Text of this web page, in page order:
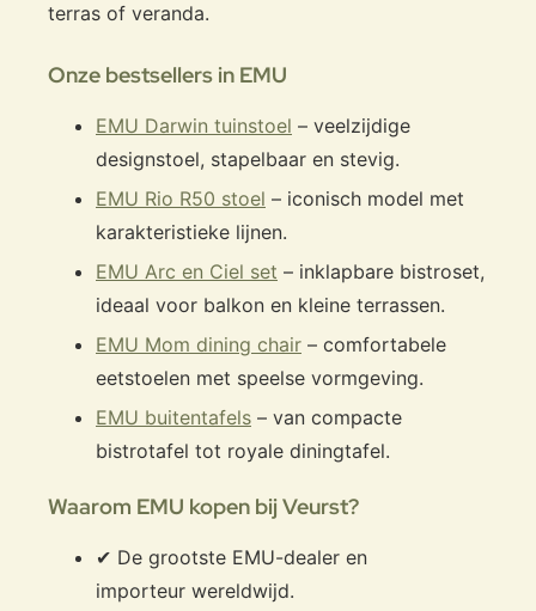
terras of veranda.
Onze bestsellers in EMU
EMU Darwin tuinstoel – veelzijdige
designstoel, stapelbaar en stevig.
EMU Rio R50 stoel – iconisch model met
karakteristieke lijnen.
EMU Arc en Ciel set – inklapbare bistroset,
ideaal voor balkon en kleine terrassen.
EMU Mom dining chair – comfortabele
eetstoelen met speelse vormgeving.
EMU buitentafels – van compacte
bistrotafel tot royale diningtafel.
Waarom EMU kopen bij Veurst?
✔ De grootste EMU-dealer en
importeur wereldwijd.